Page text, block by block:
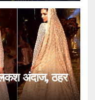
अंदाज, ठहर